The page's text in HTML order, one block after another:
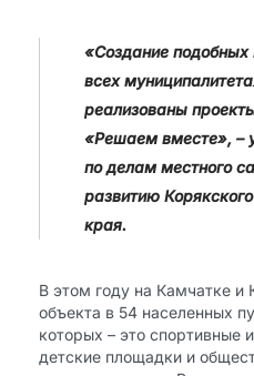
«Создание подобных
всех
реализованы
«Решаем вместе», –
по делам местного
развитию
края.
В этом году на Камчатке и
объекта в 54 населенных
которых – это спортивные
детские площадки и